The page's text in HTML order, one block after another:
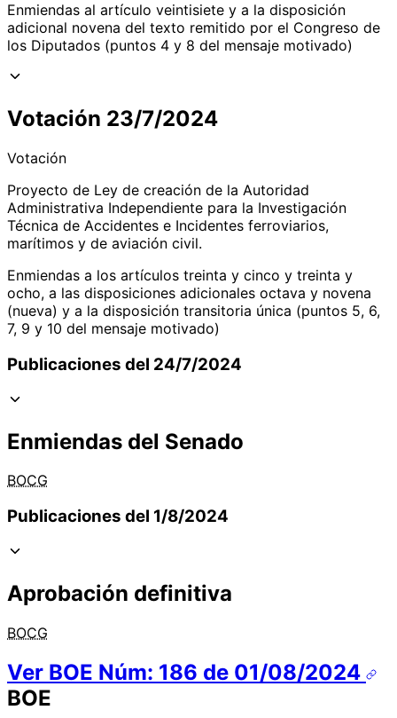
Enmiendas al artículo veintisiete y a la disposición
adicional novena del texto remitido por el Congreso de
los Diputados (puntos 4 y 8 del mensaje motivado)
Votación 23/7/2024
Votación
Proyecto de Ley de creación de la Autoridad
Administrativa Independiente para la Investigación
Técnica de Accidentes e Incidentes ferroviarios,
marítimos y de aviación civil.
Enmiendas a los artículos treinta y cinco y treinta y
ocho, a las disposiciones adicionales octava y novena
(nueva) y a la disposición transitoria única (puntos 5, 6,
7, 9 y 10 del mensaje motivado)
Publicaciones del 24/7/2024
Enmiendas del Senado
BOCG
Publicaciones del 1/8/2024
Aprobación definitiva
BOCG
Ver BOE Núm: 186 de 01/08/2024
BOE